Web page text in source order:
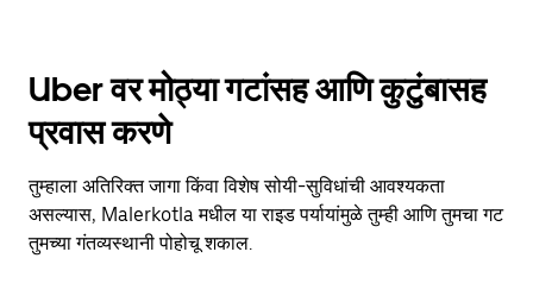
Uber वर मोठ्या गटांसह आणि कुटुंबासह
प्रवास करणे
तुम्हाला अतिरिक्त जागा किंवा विशेष सोयी-सुविधांची आवश्यकता
असल्यास, Malerkotla मधील या राइड पर्यायांमुळे तुम्ही आणि तुमचा गट
तुमच्या गंतव्यस्थानी पोहोचू शकाल.